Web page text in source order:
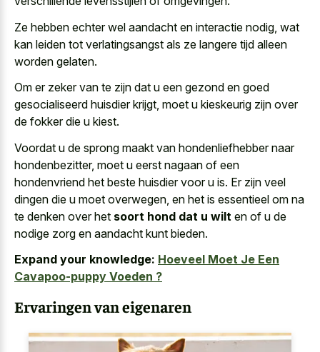
Ze hebben echter wel aandacht en interactie nodig, wat
kan leiden tot verlatingsangst als ze langere tijd alleen
worden gelaten.
Om er zeker van te zijn dat u een gezond en goed
gesocialiseerd huisdier krijgt, moet u kieskeurig zijn over
de fokker die u kiest.
Voordat u de sprong maakt van hondenliefhebber naar
hondenbezitter, moet u eerst nagaan of een
hondenvriend het beste huisdier voor u is. Er zijn veel
dingen die u moet overwegen, en het is essentieel om na
te denken over het soort hond dat u wilt en of u de
nodige zorg en aandacht kunt bieden.
Expand your knowledge: Hoeveel Moet Je Een
Cavapoo-puppy Voeden ?
Ervaringen van eigenaren